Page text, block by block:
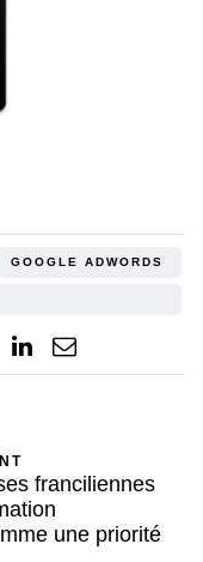
GOOGLE ADWORDS
franciliennes
une priorité